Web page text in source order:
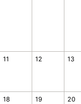
11 12 13
18 19 20